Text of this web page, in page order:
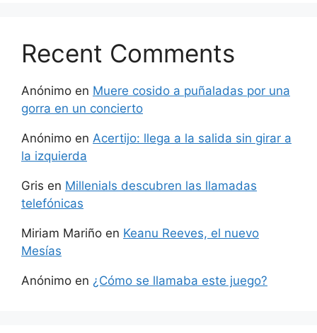
Recent Comments
Anónimo en Muere cosido a puñaladas por una
gorra en un concierto
Anónimo en Acertijo: llega a la salida sin girar a
la izquierda
Gris en Millenials descubren las llamadas
telefónicas
Miriam Mariño en Keanu Reeves, el nuevo
Mesías
Anónimo en ¿Cómo se llamaba este juego?